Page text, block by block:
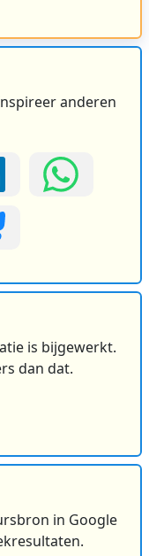
anderen
is bijgewerkt.
dan dat.
in Google